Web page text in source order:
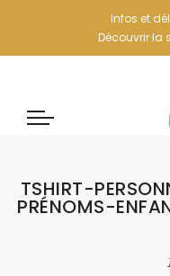
Infos et
Découvrir la
TSHIRT-
PRÉNOMS-